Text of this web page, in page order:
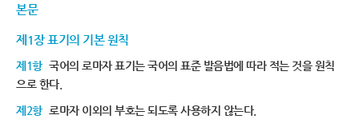
본문
제1장 표기의 기본 원칙
제1항 국어의 로마자 표기는 국어의 표준 발음법에 따라 적는 것을 원칙
으로 한다.
제2항 로마자 이외의 부호는 되도록 사용하지 않는다.